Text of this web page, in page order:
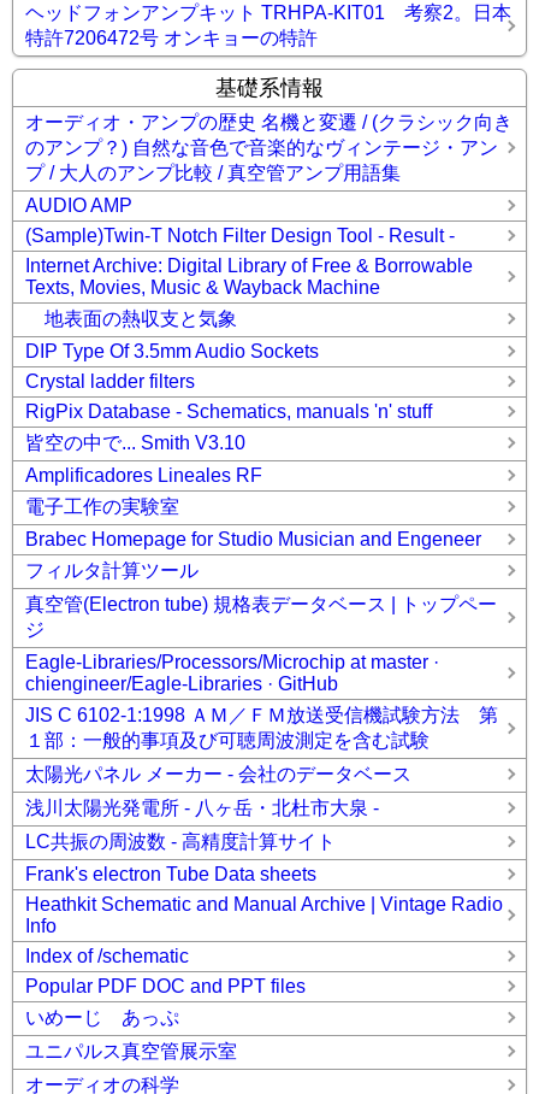
ヘッドフォンアンプキット TRHPA-KIT01 考察2。日本
特許7206472号 オンキョーの特許
基礎系情報
オーディオ・アンプの歴史 名機と変遷 / (クラシック向き
のアンプ？) 自然な音色で音楽的なヴィンテージ・アン
プ / 大人のアンプ比較 / 真空管アンプ用語集
AUDIO AMP
(Sample)Twin-T Notch Filter Design Tool - Result -
Internet Archive: Digital Library of Free & Borrowable
Texts, Movies, Music & Wayback Machine
地表面の熱収支と気象
DIP Type Of 3.5mm Audio Sockets
Crystal ladder filters
RigPix Database - Schematics, manuals 'n' stuff
皆空の中で... Smith V3.10
Amplificadores Lineales RF
電子工作の実験室
Brabec Homepage for Studio Musician and Engeneer
フィルタ計算ツール
真空管(Electron tube) 規格表データベース | トップペー
ジ
Eagle-Libraries/Processors/Microchip at master ·
chiengineer/Eagle-Libraries · GitHub
JIS C 6102-1:1998 ＡＭ／ＦＭ放送受信機試験方法 第
１部：一般的事項及び可聴周波測定を含む試験
太陽光パネル メーカー - 会社のデータベース
浅川太陽光発電所 - 八ヶ岳・北杜市大泉 -
LC共振の周波数 - 高精度計算サイト
Frank's electron Tube Data sheets
Heathkit Schematic and Manual Archive | Vintage Radio
Info
Index of /schematic
Popular PDF DOC and PPT files
いめーじ あっぷ
ユニパルス真空管展示室
オーディオの科学